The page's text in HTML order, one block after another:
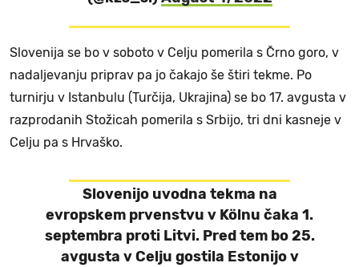
Slovenija se bo v soboto v Celju pomerila s Črno goro, v
nadaljevanju priprav pa jo čakajo še štiri tekme. Po
turnirju v Istanbulu (Turčija, Ukrajina) se bo 17. avgusta v
razprodanih Stožicah pomerila s Srbijo, tri dni kasneje v
Celju pa s Hrvaško.
Slovenijo uvodna tekma na
evropskem prvenstvu v Kölnu čaka 1.
septembra proti Litvi. Pred tem bo 25.
avgusta v Celju gostila Estonijo v